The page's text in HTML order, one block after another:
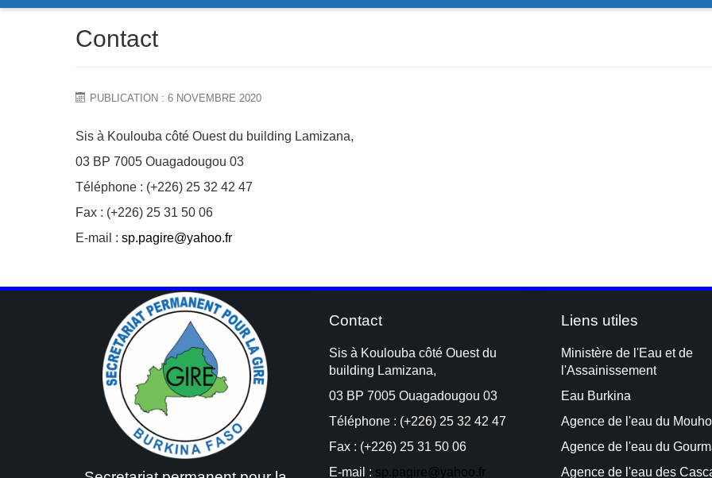
Contact
PUBLICATION : 6 NOVEMBRE 2020
Sis à Koulouba côté Ouest du building Lamizana,
03 BP 7005 Ouagadougou 03
Téléphone : (+226) 25 32 42 47
Fax : (+226) 25 31 50 06
E-mail : sp.pagire@yahoo.fr
Contact
Sis à Koulouba côté Ouest du
building Lamizana,
03 BP 7005 Ouagadougou 03
Téléphone : (+226) 25 32 42 47
Fax : (+226) 25 31 50 06
E-mail : sp.pagire@yahoo.fr
Liens utiles
Ministère de l'Eau et de
l'Assainissement
Eau Burkina
Agence de l'eau du
Agence de l'eau du
Agence de l'eau des